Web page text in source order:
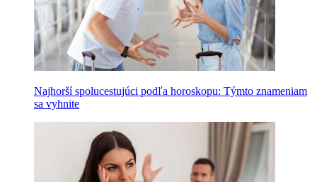
Najhorší spolucestujúci podľa horoskopu: Týmto znameniam
sa vyhnite